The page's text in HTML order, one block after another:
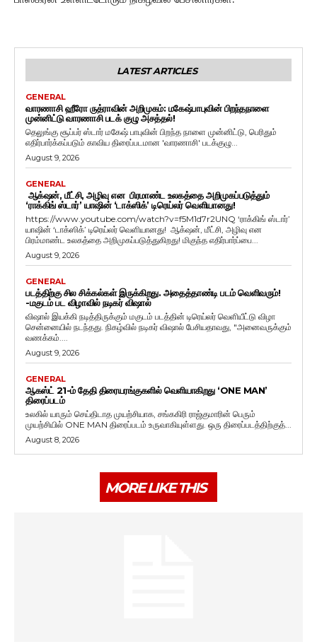
LATEST ARTICLES
GENERAL
வாரணாசி ஹீரோ ருத்ராவின் அறிமுகம்: மகேஷ்பாபுவின் பிறந்தநாளை
முன்னிட்டு வாரணாசி படக் குழு அசத்தல்!
தெலுங்கு சூப்பர் ஸ்டார் மகேஷ் பாபுவின் பிறந்த நாளை முன்னிட்டு, பெரிதும்
எதிர்பார்க்கப்படும் காவிய திரைப்படமான 'வாரணாசி' படக்குழு...
August 9, 2026
GENERAL
ஆக்‌ஷன், மீட்சி, அழிவு என பிரமாண்ட உலகத்தை அறிமுகப்படுத்தும்
‘ராக்கிங் ஸ்டார்’ யாஷின் ‘டாக்ஸிக்’ டிரெய்லர் வெளியானது!
https://www.youtube.com/watch?v=f5M1d7r2UNQ ‘ராக்கிங் ஸ்டார்’
யாஷின் ‘டாக்ஸிக்’ டிரெய்லர் வெளியானது! ஆக்‌ஷன், மீட்சி, அழிவு என
பிரம்மாண்ட உலகத்தை அறிமுகப்படுத்துகிறது! மிகுந்த எதிர்பார்ப்பை...
August 9, 2026
GENERAL
படத்திற்கு சில சிக்கல்கள் இருக்கிறது. அதைத்தாண்டி படம் வெளிவரும்!
-மகுடம் பட விழாவில் நடிகர் விஷால்
விஷால் இயக்கி நடித்திருக்கும் மகுடம் படத்தின் டிரெய்லர் வெளியீட்டு விழா
சென்னையில் நடந்தது. நிகழ்வில் நடிகர் விஷால் பேசியதாவது, "அனைவருக்கும்
வணக்கம்....
August 9, 2026
GENERAL
ஆகஸ்ட் 21-ம் தேதி திரையரங்குகளில் வெளியாகிறது ‘ONE MAN’
திரைப்படம்
உலகில் யாரும் செய்திடாத முயற்சியாக, சங்ககிரி ராஜ்குமாரின் பெரும்
முயற்சியில் ONE MAN திரைப்படம் உருவாகியுள்ளது. ஒரு திரைப்படத்திற்குத்...
August 8, 2026
MORE LIKE THIS